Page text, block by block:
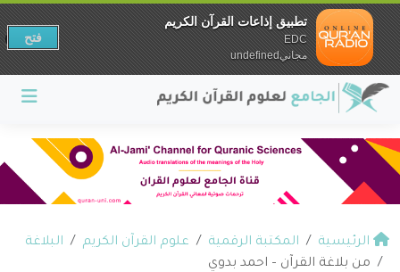
الرئيسية المكتبة الرقمية علوم القرآن الكريم
البلاغة
من بلاغة القرآن – احمد بدوي
تطبيق إذاعات القرآن الكريم
EDC
مجانيundefined
فتح